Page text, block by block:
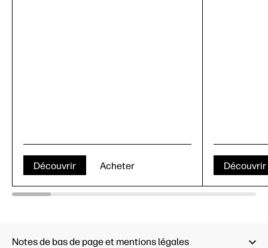
Découvrir Acheter Découvrir
Notes de bas de page et mentions légales